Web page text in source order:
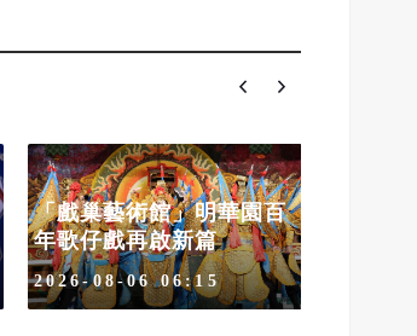
「戲巢藝術館」明華園百
年歌仔戲再啟新篇
2026-08-06 06:15